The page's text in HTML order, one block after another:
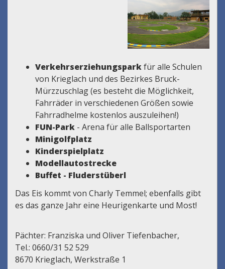
Verkehrserziehungsparkfür alle Schulen
von Krieglach und des Bezirkes Bruck-
Mürzzuschlag (es besteht die Möglichkeit,
Fahrräder in verschiedenen Größen sowie
Fahrradhelme kostenlos auszuleihen!)
FUN-Park - Arena für alle Ballsportarten
Minigolfplatz
Kinderspielplatz
Modellautostrecke
Buffet - Fluderstüberl
Das Eis kommt von Charly Temmel; ebenfalls gibt
es das ganze Jahr eine Heurigenkarte und Most!
Pächter: Franziska und Oliver Tiefenbacher,
Tel.: 0660/31 52 529
8670 Krieglach, Werkstraße 1